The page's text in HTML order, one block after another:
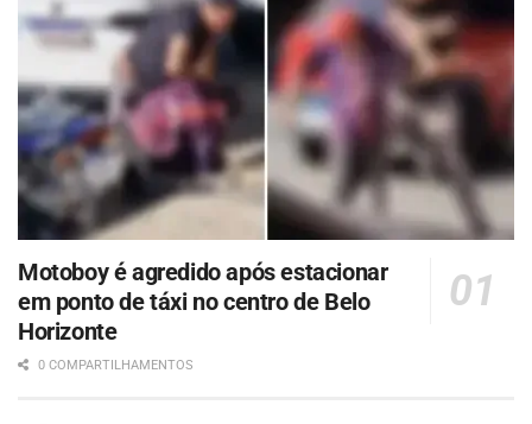
Motoboy é agredido após estacionar
em ponto de táxi no centro de Belo
Horizonte
0 COMPARTILHAMENTOS